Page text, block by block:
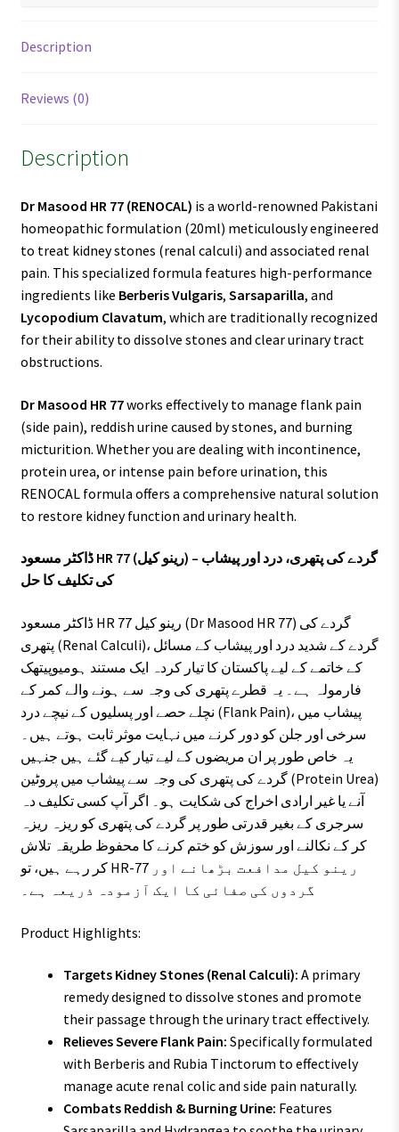
Description
Reviews (0)
Description
Dr Masood HR 77 (RENOCAL) is a world-renowned Pakistani
homeopathic formulation (20ml) meticulously engineered
to treat kidney stones (renal calculi) and associated renal
pain. This specialized formula features high-performance
ingredients like Berberis Vulgaris, Sarsaparilla, and
Lycopodium Clavatum, which are traditionally recognized
for their ability to dissolve stones and clear urinary tract
obstructions.
Dr Masood HR 77works effectively to manage flank pain
(side pain), reddish urine caused by stones, and burning
micturition. Whether you are dealing with incontinence,
protein urea, or intense pain before urination, this
RENOCAL formula offers a comprehensive natural solution
to restore kidney function and urinary health.
ڈاکٹر مسعود HR 77 (رینو کیل) – گردے کی پتھری، درد اور پیشاب
کی تکلیف کا حل
ڈاکٹر مسعود HR 77 رینو کیل (Dr Masood HR 77) گردے کی
پتھری (Renal Calculi)، گردے کے شدید درد اور پیشاب کے مسائل
کے خاتمے کے لیے پاکستان کا تیار کردہ ایک مستند ہومیوپیتھک
فارمولہ ہے۔ یہ قطرے پتھری کی وجہ سے ہونے والے کمر کے
نچلے حصے اور پسلیوں کے نیچے درد (Flank Pain)، پیشاب میں
سرخی اور جلن کو دور کرنے میں نہایت موثر ثابت ہوتے ہیں۔
یہ خاص طور پر ان مریضوں کے لیے تیار کیے گئے ہیں جنہیں
گردے کی پتھری کی وجہ سے پیشاب میں پروٹین (Protein Urea)
آنے یا غیر ارادی اخراج کی شکایت ہو۔ اگر آپ کسی تکلیف دہ
سرجری کے بغیر قدرتی طور پر گردے کی پتھری کو ریزہ ریزہ
کر کے نکالنے اور سوزش کو ختم کرنے کا محفوظ طریقہ تلاش
کر رہے ہیں، تو HR-77 رینو کیل مدافعت بڑھانے اور
گردوں کی صفائی کا ایک آزمودہ ذریعہ ہے۔
Product Highlights:
Targets Kidney Stones (Renal Calculi): A primary
remedy designed to dissolve stones and promote
their passage through the urinary tract effectively.
Relieves Severe Flank Pain: Specifically formulated
with Berberis and Rubia Tinctorum to effectively
manage acute renal colic and side pain naturally.
Combats Reddish & Burning Urine: Features